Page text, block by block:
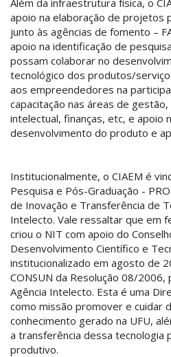
apoio na elaboração de projetos
junto às agências de fomento –
apoio na identificação de
possam colaborar no
tecnológico dos produtos/
aos empreendedores na
capacitação nas áreas de
intelectual, finanças, etc, e apoio
desenvolvimento do produto e
Institucionalmente, o CIAEM é
Pesquisa e Pós-Graduação -
de Inovação e Transferência de
Intelecto. Vale ressaltar que em
criou o NIT com apoio do
Desenvolvimento Científico e
institucionalizado em agosto de
CONSUN da Resolução 08/2006,
Agência Intelecto. Esta é uma
como missão promover e cuidar
conhecimento gerado na UFU,
a transferência dessa
produtivo.